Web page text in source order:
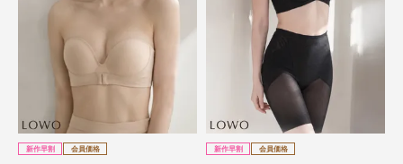
新作早割 会員価格 新作早割 会員価格